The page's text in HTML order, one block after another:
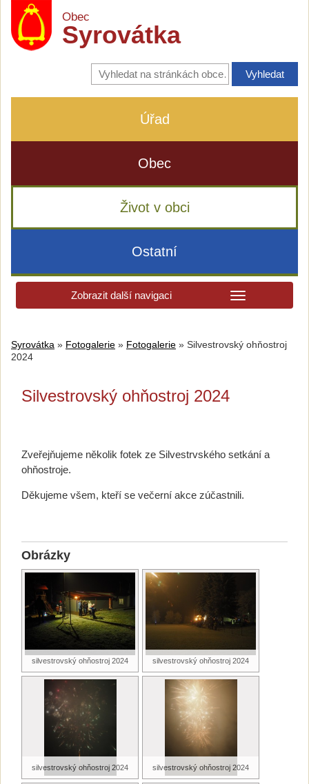
Obec
Syrovátka
Vyhledávání
na
stránkách
Úřad
Obec
Život v obci
Ostatní
Zobrazit další navigaci
Syrovátka » Fotogalerie » Fotogalerie » Silvestrovský ohňostroj
2024
Silvestrovský ohňostroj 2024
Zveřejňujeme několik fotek ze Silvestrvského setkání a
ohňostroje.
Děkujeme všem, kteří se večerní akce zúčastnili.
Obrázky
silvestrovský ohňostroj 2024 silvestrovský ohňostroj 2024
silvestrovský ohňostroj 2024 silvestrovský ohňostroj 2024